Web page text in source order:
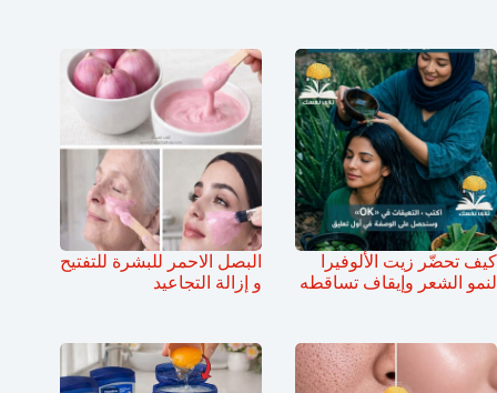
كيف تحضّر زيت الألوفيرا
لنمو الشعر وإيقاف تساقطه
البصل الاحمر للبشرة للتفتيح
و إزالة التجاعيد